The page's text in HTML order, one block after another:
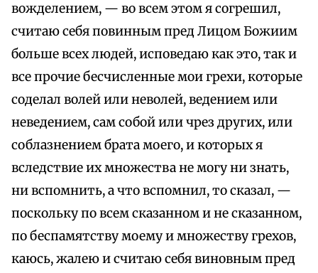
вожделением, — во всем этом я согрешил,
считаю себя повинным пред Лицом Божиим
больше всех людей, исповедаю как это, так и
все прочие бесчисленные мои грехи, которые
соделал волей или неволей, ведением или
неведением, сам собой или чрез других, или
соблазнением брата моего, и которых я
вследствие их множества не могу ни знать,
ни вспомнить, а что вспомнил, то сказал, —
поскольку по всем сказанном и не сказанном,
по беспамятству моему и множеству грехов,
каюсь, жалею и считаю себя виновным пред